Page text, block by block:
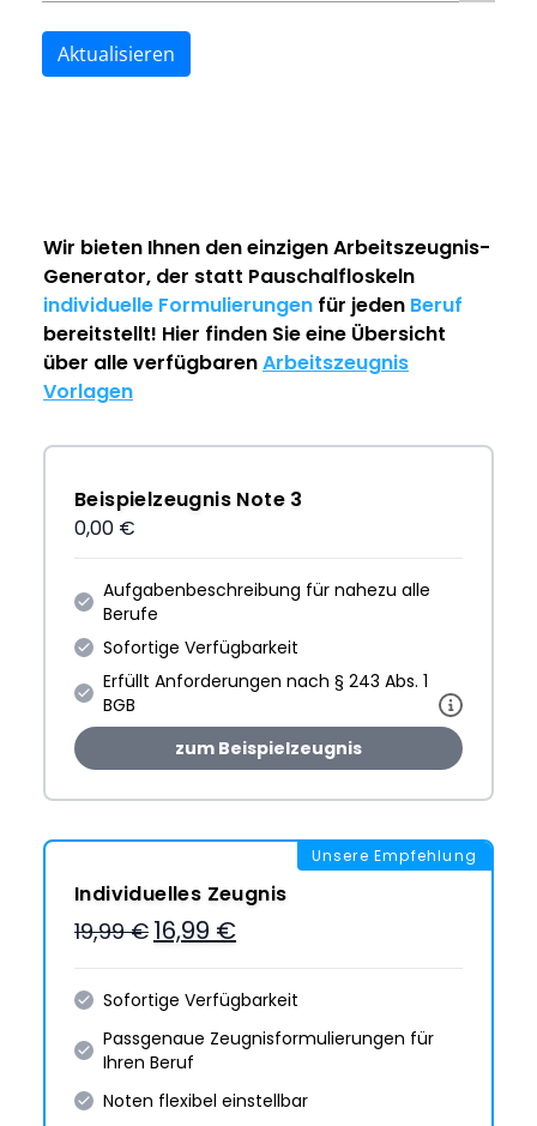
Aktualisieren
Wir bieten Ihnen den einzigenArbeitszeugnis-
Generator, der statt Pauschalfloskeln
individuelle Formulierungen für jeden Beruf
bereitstellt! Hier finden Sie eine Übersicht
über alle verfügbarenArbeitszeugnis
Vorlagen
Beispielzeugnis Note 3
0,00 €
Aufgabenbeschreibung für nahezu alle
Berufe
Sofortige Verfügbarkeit
Erfüllt Anforderungen nach § 243 Abs. 1
BGB
zum Beispielzeugnis
Unsere Empfehlung
Individuelles Zeugnis
19,99 € 16,99 €
Sofortige Verfügbarkeit
Passgenaue Zeugnis­formulie­rungen für
Ihren Beruf
Noten flexibel einstellbar